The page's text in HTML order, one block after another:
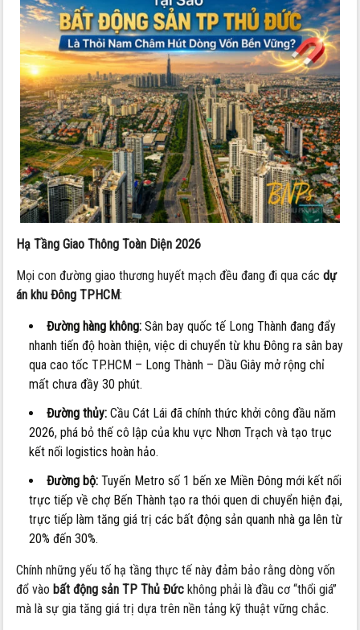
Hạ Tầng Giao Thông Toàn Diện 2026
Mọi con đường giao thương huyết mạch đều đang đi qua cácdự
án khu Đông TPHCM:
Đường hàng không: Sân bay quốc tế Long Thành đang đẩy
nhanh tiến độ hoàn thiện, việc di chuyển từ khu Đông ra sân bay
qua cao tốc TP.HCM – Long Thành – Dầu Giây mở rộng chỉ
mất chưa đầy 30 phút.
Đường thủy: Cầu Cát Lái đã chính thức khởi công đầu năm
2026, phá bỏ thế cô lập của khu vực Nhơn Trạch và tạo trục
kết nối logistics hoàn hảo.
Đường bộ: Tuyến Metro số 1 bến xe Miền Đông mới kết nối
trực tiếp về chợ Bến Thành tạo ra thói quen di chuyển hiện đại,
trực tiếp làm tăng giá trị các bất động sản quanh nhà ga lên từ
20% đến 30%.
Chính những yếu tố hạ tầng thực tế này đảm bảo rằng dòng vốn
đổ vào bất động sản TP Thủ Đức không phải là đầu cơ “thổi giá”
mà là sự gia tăng giá trị dựa trên nền tảng kỹ thuật vững chắc.